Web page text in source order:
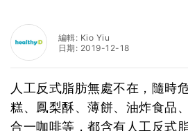
編輯: Kio Yiu
日期: 2019-12-18
人工反式脂肪無處不在，隨時
糕、鳳梨酥、薄餅、油炸食品
合一咖啡等，都含有人工反式脂